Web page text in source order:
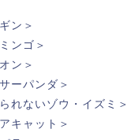
ン＞
ンゴ＞
ン＞
ーパンダ＞
れないゾウ・イズミ＞
キャット＞